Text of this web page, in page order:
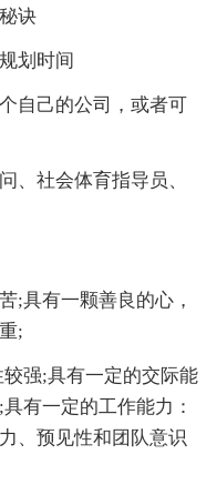
诀
划时间
自己的公司，或者可
、社会体育指导员、
;具有一颗善良的心，
;
强;具有一定的交际能
有一定的工作能力：
、预见性和团队意识